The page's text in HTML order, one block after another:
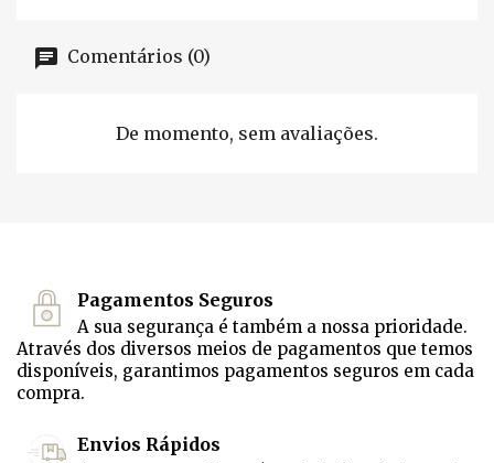
Comentários (0)
De momento, sem avaliações.
Pagamentos Seguros
A sua segurança é também a nossa prioridade.
Através dos diversos meios de pagamentos que temos
disponíveis, garantimos pagamentos seguros em cada
compra.
Envios Rápidos